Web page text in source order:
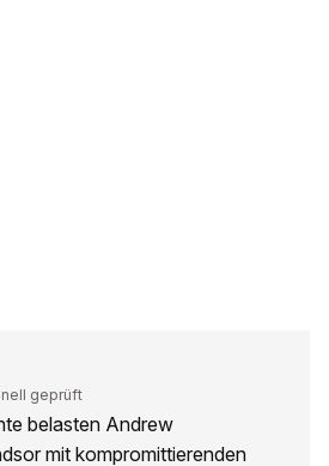
geprüft
belasten Andrew
mit kompromittierenden